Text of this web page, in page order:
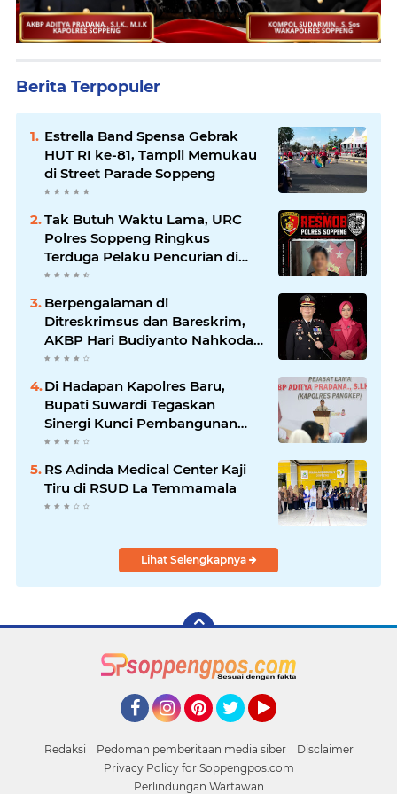
Berita Terpopuler
Estrella Band Spensa Gebrak
HUT RI ke-81, Tampil Memukau
di Street Parade Soppeng
Tak Butuh Waktu Lama, URC
Polres Soppeng Ringkus
Terduga Pelaku Pencurian di
Liliriaja
Berpengalaman di
Ditreskrimsus dan Bareskrim,
AKBP Hari Budiyanto Nahkodai
Polres Soppeng
Di Hadapan Kapolres Baru,
Bupati Suwardi Tegaskan
Sinergi Kunci Pembangunan
Soppeng
RS Adinda Medical Center Kaji
Tiru di RSUD La Temmamala
Lihat Selengkapnya
Redaksi Pedoman pemberitaan media siber
Disclaimer
Privacy Policy for Soppengpos.com
Perlindungan Wartawan